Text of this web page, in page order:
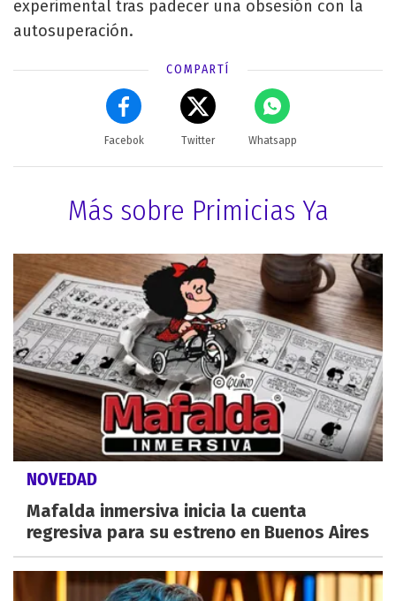
experimental tras padecer una obsesión con la
autosuperación.
COMPARTÍ
Facebok Twitter Whatsapp
Más sobre Primicias Ya
NOVEDAD
Mafalda inmersiva inicia la cuenta
regresiva para su estreno en Buenos Aires